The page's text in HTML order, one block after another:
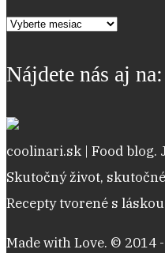
Archív
Nájdete nás aj na:
coolinari.sk | Food blog.
Skutočný život,
Recepty tvorené s
Made with Love. © 2014